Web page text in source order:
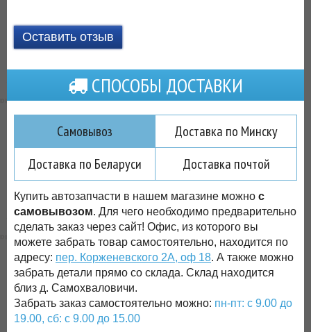
Оставить отзыв
СПОСОБЫ ДОСТАВКИ
Самовывоз
Доставка по Минску
Доставка по Беларуси
Доставка почтой
Купить автозапчасти в нашем магазине можно с
самовывозом. Для чего необходимо предварительно
сделать заказ через сайт! Офис, из которого вы
можете забрать товар самостоятельно, находится по
адресу: пер. Корженевского 2А, оф 18. А также можно
забрать детали прямо со склада. Склад находится
близ д. Самохваловичи.
Забрать заказ самостоятельно можно: пн-пт: с 9.00 до
19.00, сб: с 9.00 до 15.00